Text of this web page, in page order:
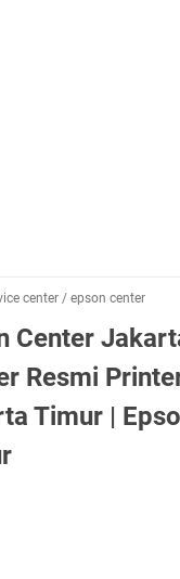
center / epson center
Center
Resmi
Timur |